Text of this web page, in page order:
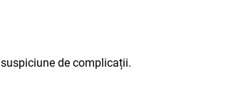
de complicații.